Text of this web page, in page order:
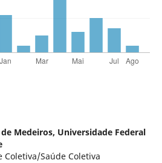
Medeiros, Universidade Federal
Saúde Coletiva